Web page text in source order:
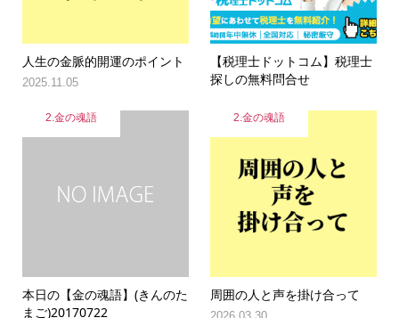
人生の金脈的開運のポイント
2025.11.05
【税理士ドットコム】税理士
探しの無料問合せ
2.金の魂語
本日の【金の魂語】(きんのた
まご)20170722
2.金の魂語
周囲の人と声を掛け合って